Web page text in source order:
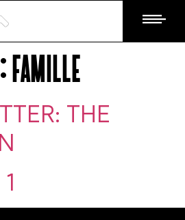
Famille
THE